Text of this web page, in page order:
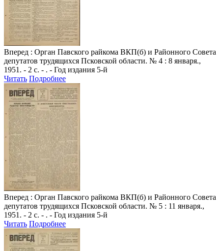
Вперед : Орган Павского райкома ВКП(б) и Районного Совета
депутатов трудящихся Псковской области. № 4 : 8 января.,
1951. - 2 с. - . - Год издания 5-й
Читать Подробнее
Вперед : Орган Павского райкома ВКП(б) и Районного Совета
депутатов трудящихся Псковской области. № 5 : 11 января.,
1951. - 2 с. - . - Год издания 5-й
Читать Подробнее